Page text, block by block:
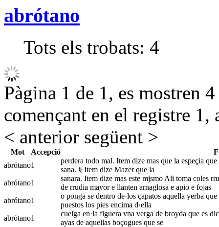
abrótano
Tots els trobats: 4
Pàgina 1 de 1, es mostren
començant en el registre 1,
< anterior següent >
Mot Accepció
abrótano1
perdera todo mal. Item dize mas que la espeçia
sana. § Item dize Mazer que la
abrótano1
sanara. Item dize mas este mjsmo Ali toma coles
de rrudia mayor e llanten arnaglosa e apio e fojas
abrótano1
o ponga se dentro de·los çapatos aquella yerba
puestos los pies encima d·ella
abrótano1
cuelga en·la figuera vna verga de broyda que es
ayas de aquellas boçogues que se